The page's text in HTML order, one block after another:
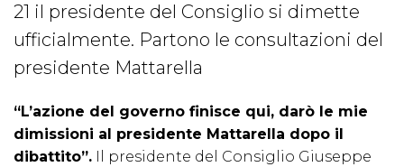
21 il presidente del Consiglio si dimette
ufficialmente. Partono le consultazioni del
presidente Mattarella
“L’azione del governo finisce qui, darò le mie
dimissioni al presidente Mattarella dopo il
dibattito”. Il presidente del Consiglio Giuseppe